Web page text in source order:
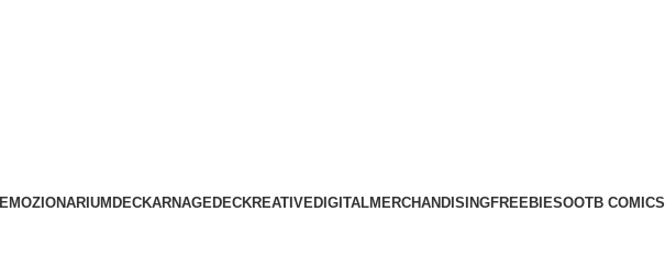
EMOZIONARIUM DECKARNAGEDECKREATIVEDIGITALMERCHANDISINGFREEBIESOOTB COMICS